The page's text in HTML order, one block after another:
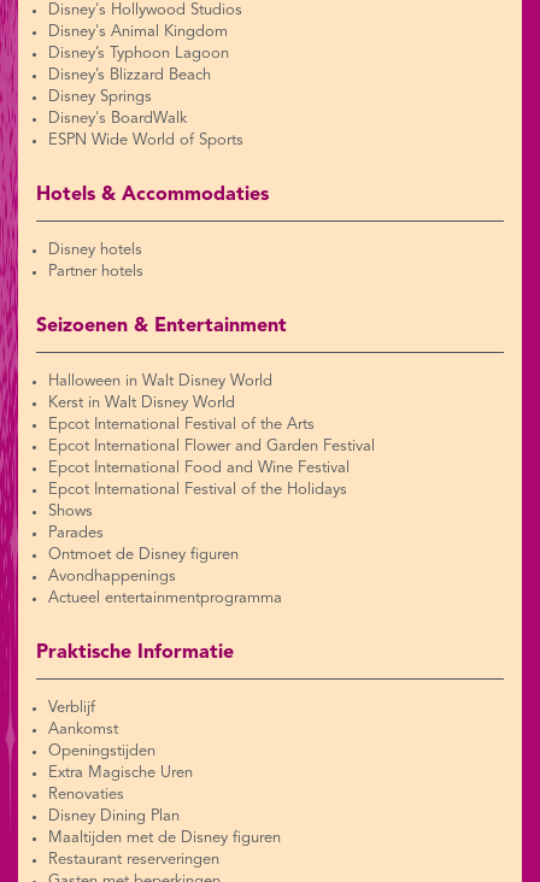
Disney's Hollywood Studios
Disney's Animal Kingdom
Disney’s Typhoon Lagoon
Disney’s Blizzard Beach
Disney Springs
Disney's BoardWalk
ESPN Wide World of Sports
Hotels & Accommodaties
Disney hotels
Partner hotels
Seizoenen & Entertainment
Halloween in Walt Disney World
Kerst in Walt Disney World
Epcot International Festival of the Arts
Epcot International Flower and Garden Festival
Epcot International Food and Wine Festival
Epcot International Festival of the Holidays
Shows
Parades
Ontmoet de Disney figuren
Avondhappenings
Actueel entertainmentprogramma
Praktische Informatie
Verblijf
Aankomst
Openingstijden
Extra Magische Uren
Renovaties
Disney Dining Plan
Maaltijden met de Disney figuren
Restaurant reserveringen